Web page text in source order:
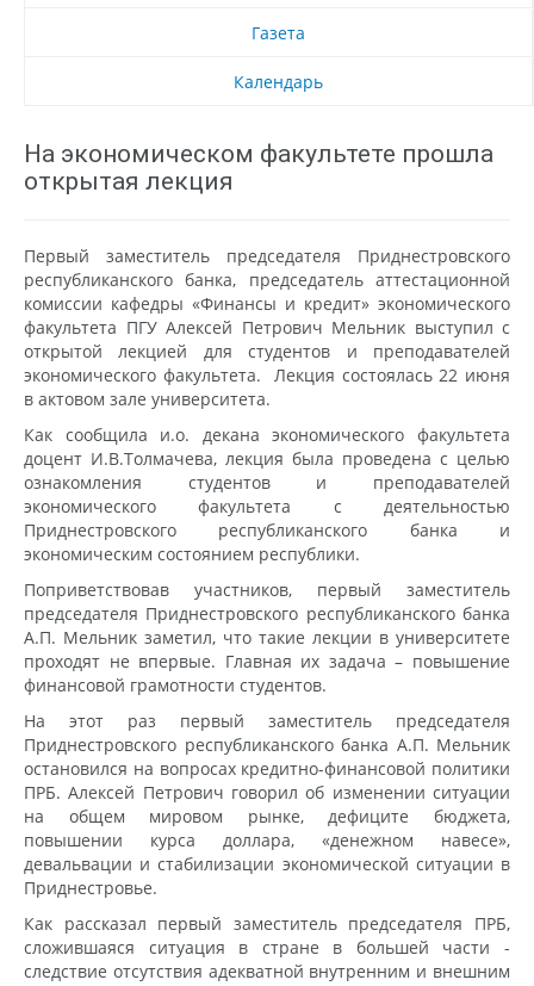
Газета
Календарь
На экономическом факультете прошла
открытая лекция
Первый заместитель председателя Приднестровского
республиканского банка, председатель аттестационной
комиссии кафедры «Финансы и кредит» экономического
факультета ПГУ Алексей Петрович Мельник выступил с
открытой лекцией для студентов и преподавателей
экономического факультета. Лекция состоялась 22 июня
в актовом зале университета.
Как сообщила и.о. декана экономического факультета
доцент И.В.Толмачева, лекция была проведена с целью
ознакомления студентов и преподавателей
экономического факультета с деятельностью
Приднестровского республиканского банка и
экономическим состоянием республики.
Поприветствовав участников, первый заместитель
председателя Приднестровского республиканского банка
А.П. Мельник заметил, что такие лекции в университете
проходят не впервые. Главная их задача – повышение
финансовой грамотности студентов.
На этот раз первый заместитель председателя
Приднестровского республиканского банка А.П. Мельник
остановился на вопросах кредитно-финансовой политики
ПРБ. Алексей Петрович говорил об изменении ситуации
на общем мировом рынке, дефиците бюджета,
повышении курса доллара, «денежном навесе»,
девальвации и стабилизации экономической ситуации в
Приднестровье.
Как рассказал первый заместитель председателя ПРБ,
сложившаяся ситуация в стране в большей части -
следствие отсутствия адекватной внутренним и внешним